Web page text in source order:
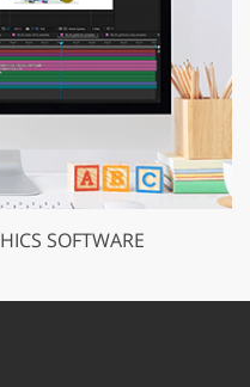
SOFTWARE